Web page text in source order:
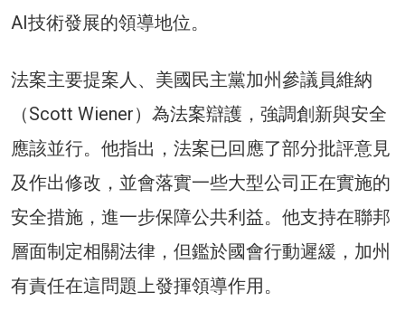
AI技術發展的領導地位。
法案主要提案人、美國民主黨加州參議員維納
（Scott Wiener）為法案辯護，強調創新與安全
應該並行。他指出，法案已回應了部分批評意見
及作出修改，並會落實一些大型公司正在實施的
安全措施，進一步保障公共利益。他支持在聯邦
層面制定相關法律，但鑑於國會行動遲緩，加州
有責任在這問題上發揮領導作用。